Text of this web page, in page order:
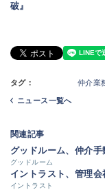
破』
タグ： 仲介業
ニュース一覧へ
関連記事
グッドルーム、仲介
グッドルーム
イントラスト、管理
イントラスト